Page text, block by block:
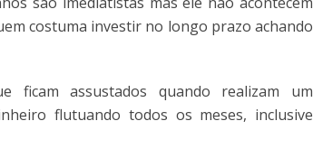
costuma investir no longo prazo achando
ficam assustados quando realizam um
flutuando todos os meses, inclusive